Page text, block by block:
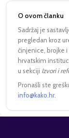
O ovom članku
Sadržaj je
pregledan kroz
činjenice, brojke
hrvatskim
u sekciji Izvori i
Pronašli ste
info@kako.hr